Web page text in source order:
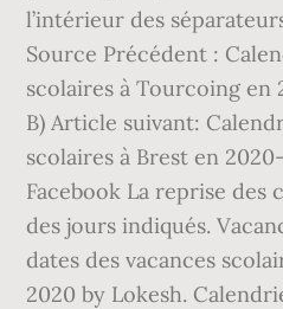
l’intérieur des
Source Précédent :
scolaires à Tourcoing en
B) Article suivant:
scolaires à Brest en
Facebook La reprise des
des jours indiqués.
dates des vacances
2020 by Lokesh.